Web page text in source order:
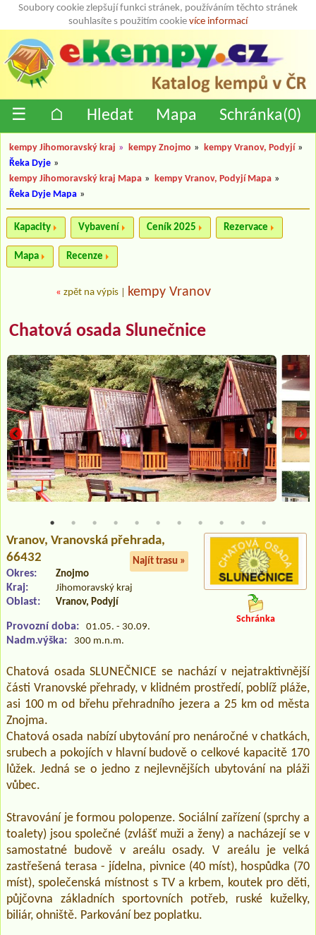
Soubory cookie zlepšují funkci stránek, používáním těchto stránek
souhlasíte s použitím cookie více informací
☰ ⌂ Hledat Mapa Schránka(0)
kempy Jihomoravský kraj » kempy Znojmo » kempy Vranov, Podyjí »
Řeka Dyje »
kempy Jihomoravský kraj Mapa » kempy Vranov, Podyjí Mapa »
Řeka Dyje Mapa »
Kapacity Vybavení Ceník 2025 Rezervace
Mapa Recenze
« zpět na výpis kempy Vranov
Chatová osada Slunečnice
Vranov, Vranovská přehrada,
66432
Najít trasu »
Okres: Znojmo
Kraj: Jihomoravský kraj
Oblast: Vranov, Podyjí
Provozní doba: 01.05. - 30.09.
Nadm.výška: 300 m.n.m.
Schránka
Chatová osada SLUNEČNICE se nachází v nejatraktivnější
části Vranovské přehrady, v klidném prostředí, poblíž pláže,
asi 100 m od břehu přehradního jezera a 25 km od města
Znojma.
Chatová osada nabízí ubytování pro nenáročné v chatkách,
srubech a pokojích v hlavní budově o celkové kapacitě 170
lůžek. Jedná se o jedno z nejlevnějších ubytování na pláži
vůbec.
Stravování je formou polopenze. Sociální zařízení (sprchy a
toalety) jsou společné (zvlášť muži a ženy) a nacházejí se v
samostatné budově v areálu osady. V areálu je velká
zastřešená terasa - jídelna, pivnice (40 míst), hospůdka (70
míst), společenská místnost s TV a krbem, koutek pro děti,
půjčovna základních sportovních potřeb, ruské kuželky,
biliár, ohniště. Parkování bez poplatku.